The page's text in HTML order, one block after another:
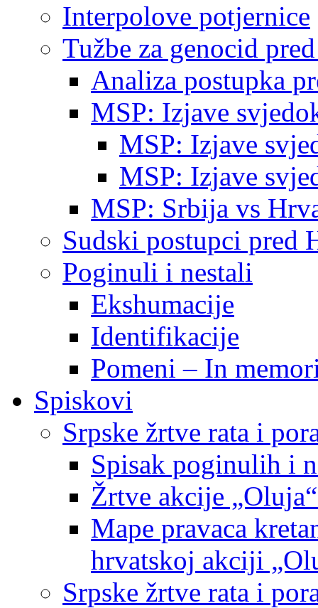
Interpolove potjernice
Tužbe za genocid
Analiza postupka
MSP: Izjave
MSP: Izjave
MSP: Izjave
MSP: Srbija vs
Sudski postupci pred
Poginuli i nestali
Ekshumacije
Identifikacije
Pomeni – In
Spiskovi
Srpske žrtve rata i
Spisak poginulih i
Žrtve akcije
Mape pravaca
hrvatskoj akciji
Srpske žrtve rata i